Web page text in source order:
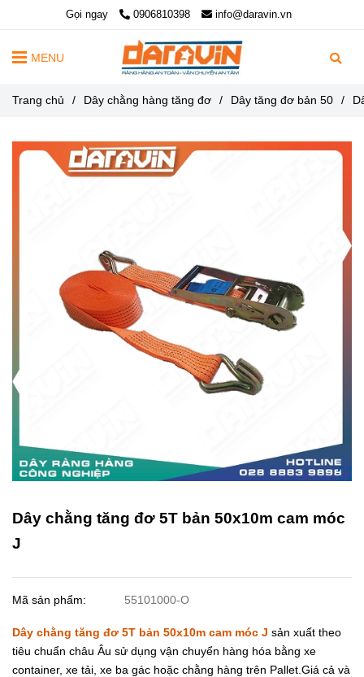
Gọi ngay 0906810398 info@daravin.vn
MENU
Trang chủ / Dây chằng hàng tăng đơ / Dây tăng đơ bản 50 /
Dây chằng tăng đơ 5T bản 50x10m cam móc
J
Mã sản phẩm: 55101000-O
Dây chằng tăng đơ 5T bản 50x10m cam móc J sản xuất theo
tiêu chuẩn châu Âu sử dụng vận chuyển hàng hóa bằng xe
container, xe tải, xe ba gác hoặc chằng hàng trên Pallet.Giá cả và